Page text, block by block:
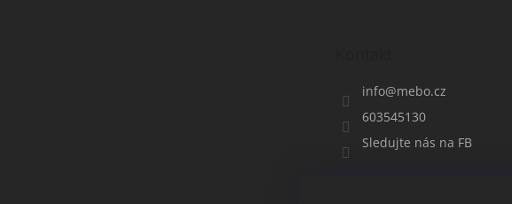
info@mebo.cz
603545130
Sledujte nás na FB